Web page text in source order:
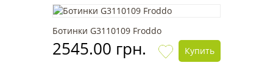
Ботинки G3110109 Froddo
2545.00 грн. Купить